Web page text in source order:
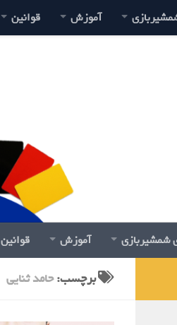
آموزش قوانین
شمشیربازی آموزش قوانین
برچسب:حامد ثنایی